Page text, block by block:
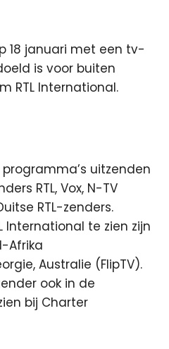
18 januari met een tv-
is voor buiten
RTL International.
uitzenden
RTL, Vox, N-TV
RTL-zenders.
International te zien zijn
Afrika
Australie (FlipTV).
ook in de
bij Charter